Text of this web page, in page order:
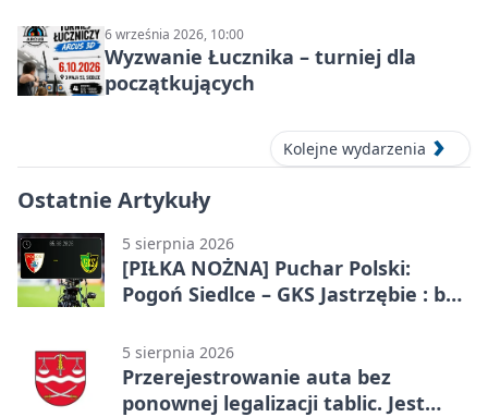
6 września 2026, 10:00
Wyzwanie Łucznika – turniej dla
początkujących
Kolejne wydarzenia
Ostatnie Artykuły
5 sierpnia 2026
[PIŁKA NOŻNA] Puchar Polski:
Pogoń Siedlce – GKS Jastrzębie : bez
5 sierpnia 2026
Przerejestrowanie auta bez
ponownej legalizacji tablic. Jest